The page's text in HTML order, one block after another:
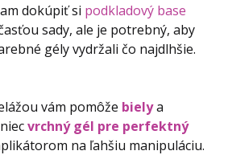
dokúpiť si podkladový base
sady, ale je potrebný, aby
gély vydržali čo najdlhšie.
vám pomôže bielya
vrchný gél pre perfektný
na ľahšiu manipuláciu.